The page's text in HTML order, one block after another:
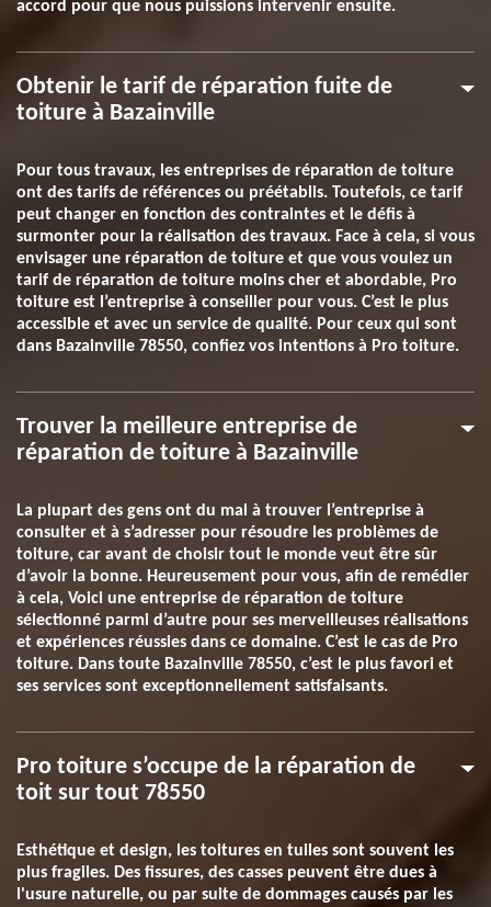
accord pour que nous puissions intervenir ensuite.
Obtenir le tarif de réparation fuite de
toiture à Bazainville
Pour tous travaux, les entreprises de réparation de toiture
ont des tarifs de références ou préétablis. Toutefois, ce tarif
peut changer en fonction des contraintes et le défis à
surmonter pour la réalisation des travaux. Face à cela, si vous
envisager une réparation de toiture et que vous voulez un
tarif de réparation de toiture moins cher et abordable, Pro
toiture est l’entreprise à conseiller pour vous. C’est le plus
accessible et avec un service de qualité. Pour ceux qui sont
dans Bazainville 78550, confiez vos intentions à Pro toiture.
Trouver la meilleure entreprise de
réparation de toiture à Bazainville
La plupart des gens ont du mal à trouver l’entreprise à
consulter et à s’adresser pour résoudre les problèmes de
toiture, car avant de choisir tout le monde veut être sûr
d’avoir la bonne. Heureusement pour vous, afin de remédier
à cela, Voici une entreprise de réparation de toiture
sélectionné parmi d’autre pour ses merveilleuses réalisations
et expériences réussies dans ce domaine. C’est le cas de Pro
toiture. Dans toute Bazainville 78550, c’est le plus favori et
ses services sont exceptionnellement satisfaisants.
Pro toiture s’occupe de la réparation de
toit sur tout 78550
Esthétique et design, les toitures en tuiles sont souvent les
plus fragiles. Des fissures, des casses peuvent être dues à
l'usure naturelle, ou par suite de dommages causés par les